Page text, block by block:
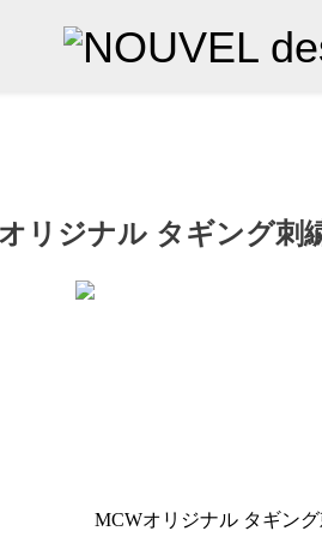
リジナル タギング刺